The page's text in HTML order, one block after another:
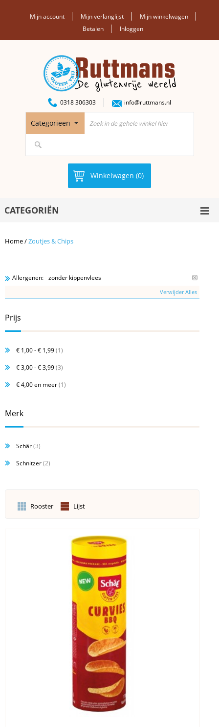
Mijn account Mijn verlanglijst
Mijn winkelwagen
Betalen
Inloggen
0318 306303 info@ruttmans.nl
Categorieën
Winkelwagen (0)
CATEGORIËN
Home/Zoutjes & Chips
Allergenen: zonder kippenvlees
Verwijder Alles
Prijs
€ 1,00-€ 1,99(1)
€ 3,00-€ 3,99(3)
€ 4,00en meer(1)
Merk
Schär(3)
Schnitzer(2)
Rooster Lijst